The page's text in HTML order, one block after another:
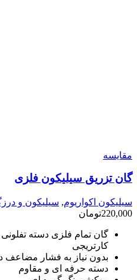
مقایسه
گان تزریق سیلیکون فلزی
سیلیکون اکواریوم, سیلیکون و
220,000تومان
گان تمام فلزی دسته
کارتریجی
بدون نیاز به فشار مضاعف
دسته حرفه ای و مقاوم